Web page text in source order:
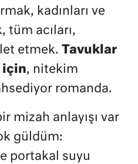
kadınları ve
tüm acıları,
etmek. Tavuklar
için, nitekim
romanda.
mizah anlayışı var
güldüm:
portakal suyu